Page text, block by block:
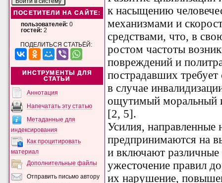
ПОСЕТИТЕЛИ НА САЙТЕ:
пользователей: 0
гостей: 2
ПОДЕЛИТЬСЯ СТАТЬЁЙ:
ИНСТРУМЕНТЫ ДЛЯ
СТАТЬИ
Аннотация
Напечатать эту статью
Метаданные для
индексирования
Как процитировать
материал
Дополнительные файлы
Отправить письмо автору
к насыщению
механизмами и
средствами, что, в
ростом частоты
повреждений и
пострадавших требует
в случае
ощутимый моральный
[2, 5].
Усилия, направленные
предпринимаются на
и включают
ужесточение правил
их нарушение,